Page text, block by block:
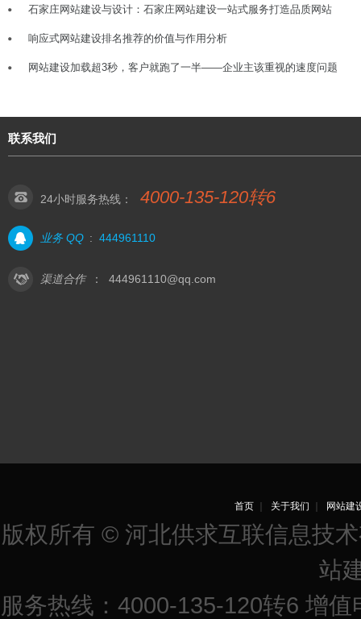
石家庄网站建设与设计：石家庄网站建设一站式服务打造品质网站
响应式网站建设排名推荐的价值与作用分析
网站建设加载超3秒，客户就跑了一半——企业主该重视的速度问题
联系我们
24小时服务热线： 4000-135-120转6
业务 QQ : 444961110
渠道合作 ： 444961110@qq.com
首页｜ 关于我们 网站建
版权所有 © 河北供求互联信息技
站
服务热线：4000-135-120转6 增